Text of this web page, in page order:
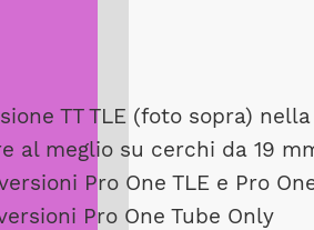
TT TLE (foto sopra)
al meglio su cerchi da 19
Pro One TLE e Pro One
Pro One Tube Only